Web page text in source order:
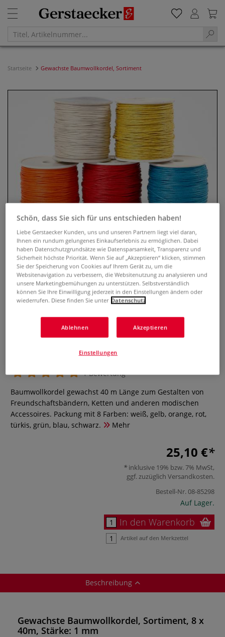
Startseite Gewachste Baumwollkordel, Sortiment
Gewachste Baumwollkordel,
1 Bewertung
Baumwollkordel gewachst 40 m Länge zum Gestalten von
Freundschaftsbändern, Ketten und anderen modischen
Accessoires. Packung mit 8 Farben: weiß, gelb, orange, rot,
türkis, grün, blau, schwarz.
Mehr
25,10 €
inklusive 19% bzw. 7% MwSt,
ggf. zuzüglich Versandkosten.
Bestell-Nr.08-85298
Auf Lager.
In den Warenkorb
Artikel auf den Merkzettel
Beschreibung
Gewachste Baumwollkordel, Sortiment, 8 x
40m, Stärke: 1 mm
Schön, dass Sie sich für uns entschieden haben!
Liebe Gerstaecker Kunden, uns und unseren Partnern liegt viel daran,
Ihnen ein rundum gelungenes Einkaufserlebnis zu ermöglichen. Dabei
haben Datenschutzgrundsätze wie Datensparsamkeit, Transparenz und
Sicherheit höchste Priorität. Wenn Sie auf „Akzeptieren“ klicken, stimmen
Sie der Speicherung von Cookies auf Ihrem Gerät zu, um die
Websitenavigation zu verbessern, die Websitenutzung zu analysieren und
unsere Marketingbemühungen zu unterstützen. Selbstverständlich
können Sie Ihre Einwilligung jederzeit in den Einstellungen ändern oder
wiederrufen. Diese finden Sie unter Datenschutz
Ablehnen Akzeptieren
Einstellungen